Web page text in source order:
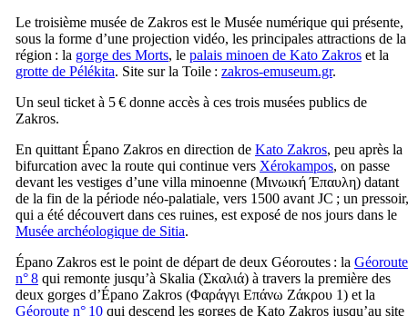
Le troisième musée de Zakros est le Musée numérique qui présente,
sous la forme d’une projection vidéo, les principales attractions de la
région : la gorge des Morts, le palais minoen de Kato Zakros et la
grotte de Pélékita. Site sur la Toile : zakros-emuseum.gr.
Un seul ticket à 5 € donne accès à ces trois musées publics de
Zakros.
En quittant Épano Zakros en direction de Kato Zakros, peu après la
bifurcation avec la route qui continue vers Xérokampos, on passe
devant les vestiges d’une villa minoenne (Μινωική Έπαυλη) datant
de la fin de la période néo-palatiale, vers 1500 avant JC ; un pressoir,
qui a été découvert dans ces ruines, est exposé de nos jours dans le
Musée archéologique de Sitia.
Épano Zakros est le point de départ de deux Géoroutes : la Géoroute
n° 8 qui remonte jusqu’à Skalia (Σκαλιά) à travers la première des
deux gorges d’Épano Zakros (Φαράγγι Επάνω Ζάκρου 1) et la
Géoroute n° 10 qui descend les gorges de Kato Zakros jusqu’au site